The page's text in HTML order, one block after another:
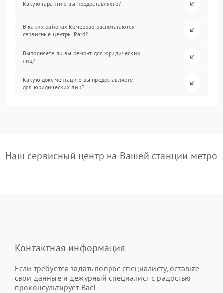
Какую гарантию вы предоставляете?
В каких районах Кемерово располагаются
сервисные центры Pard?
Выполняете ли вы ремонт для юридических
лиц?
Какую документацию вы предоставляете
для юридических лиц?
Наш сервисный центр на Вашей станции метро
Контактная информация
Если требуется задать вопрос специалисту, оставьте
свои данные и дежурный специалист с радостью
проконсультирует Вас!